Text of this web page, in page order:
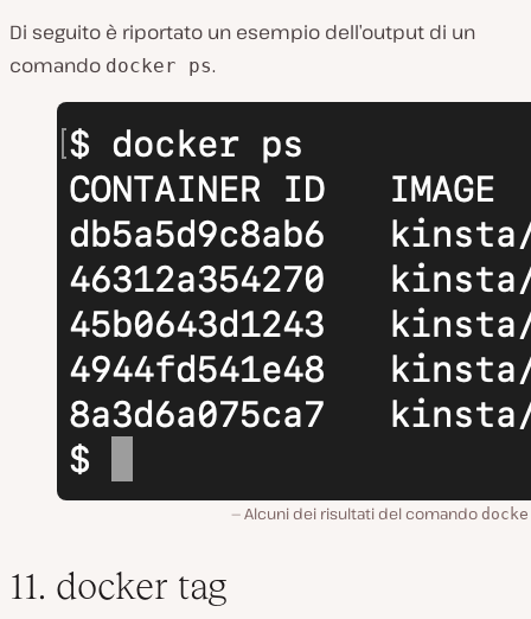
Di seguito è riportato un esempio dell’output di un
comando docker ps.
Alcuni dei risultati del comando
11. docker tag